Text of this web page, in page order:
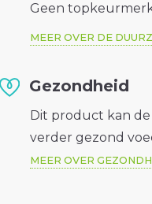
Geen
MEER OVER DE
Gezondheid
Dit product kan
verder gezond
MEER OVER